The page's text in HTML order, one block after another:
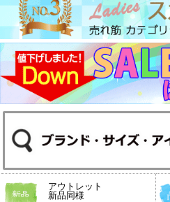
アウトレット
新品同様